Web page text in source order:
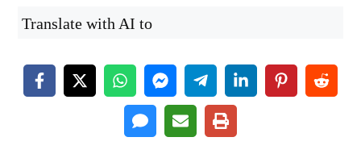
Translate with AI to